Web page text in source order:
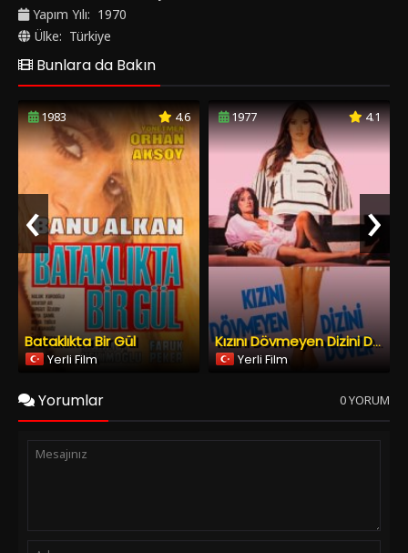
Bataklıkta Bir Gül
Yerli Film
Yerli Film
‹
Yorumlar 0 YORUM
Tüm Hakları Saklıdır